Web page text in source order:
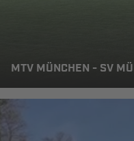
MTV MÜNCHEN - SV